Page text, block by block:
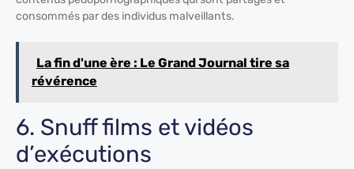
consommés par des individus malveillants.
La fin d'une ère : Le Grand Journal tire sa
révérence
6. Snuff films et vidéos
d’exécutions